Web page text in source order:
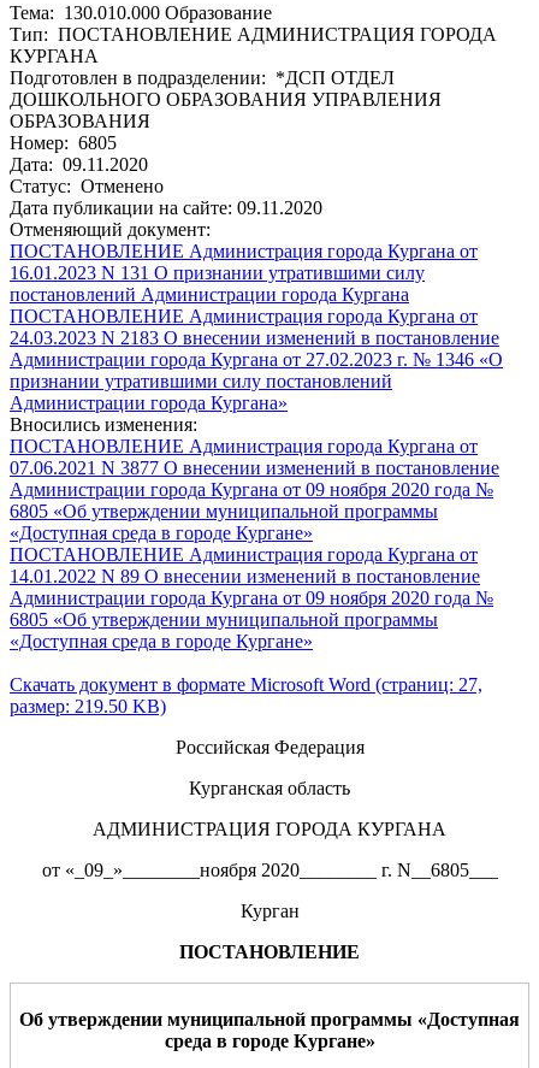
Тема: 130.010.000 Образование
Тип: ПОСТАНОВЛЕНИЕ АДМИНИСТРАЦИЯ ГОРОДА
КУРГАНА
Подготовлен в подразделении: *ДСП ОТДЕЛ
ДОШКОЛЬНОГО ОБРАЗОВАНИЯ УПРАВЛЕНИЯ
ОБРАЗОВАНИЯ
Номер: 6805
Дата: 09.11.2020
Статус: Отменено
Дата публикации на сайте: 09.11.2020
Отменяющий документ:
ПОСТАНОВЛЕНИЕ Администрация города Кургана от
16.01.2023 N 131 О признании утратившими силу
постановлений Администрации города Кургана
ПОСТАНОВЛЕНИЕ Администрация города Кургана от
24.03.2023 N 2183 О внесении изменений в постановление
Администрации города Кургана от 27.02.2023 г. № 1346 «О
признании утратившими силу постановлений
Администрации города Кургана»
Вносились изменения:
ПОСТАНОВЛЕНИЕ Администрация города Кургана от
07.06.2021 N 3877 О внесении изменений в постановление
Администрации города Кургана от 09 ноября 2020 года №
6805 «Об утверждении муниципальной программы
«Доступная среда в городе Кургане»
ПОСТАНОВЛЕНИЕ Администрация города Кургана от
14.01.2022 N 89 О внесении изменений в постановление
Администрации города Кургана от 09 ноября 2020 года №
6805 «Об утверждении муниципальной программы
«Доступная среда в городе Кургане»
Скачать документ в формате Microsoft Word (страниц: 27,
размер: 219.50 KB)
Российская Федерация
Курганская область
АДМИНИСТРАЦИЯ ГОРОДА КУРГАНА
от «_09_»________ноября 2020________ г. N__6805___
Курган
ПОСТАНОВЛЕНИЕ
Об утверждении муниципальной программы «Доступная
среда в городе Кургане»